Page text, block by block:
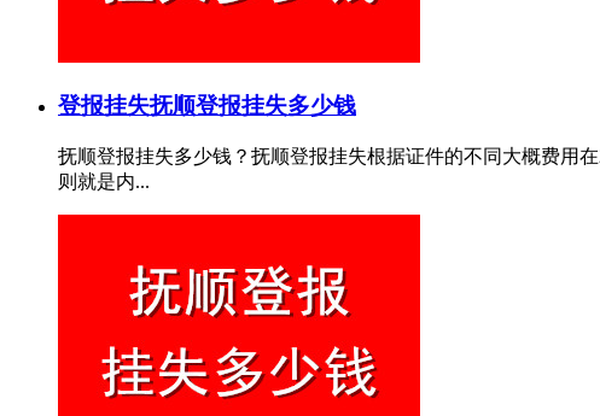
登报挂失抚顺登报挂失多少钱
抚顺登报挂失多少钱？抚顺登报挂失根据证件的不同大概费用
则就是内...